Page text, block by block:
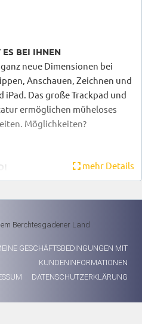
BEI IHNEN
neue Dimensionen bei
Anschauen, Zeichnen und
iPad. Das große Trackpad und
ermöglichen müheloses
Möglichkeiten?
Modi für Aufgaben aller Art.
IHNEN DANKEN
großzügig angeordneten
Tippen und
mehr Details
Berchtesgadener Land
GESCHÄFTSBEDINGUNGEN MIT
KUNDENINFORMATIONEN
DATENSCHUTZERKLÄRUNG